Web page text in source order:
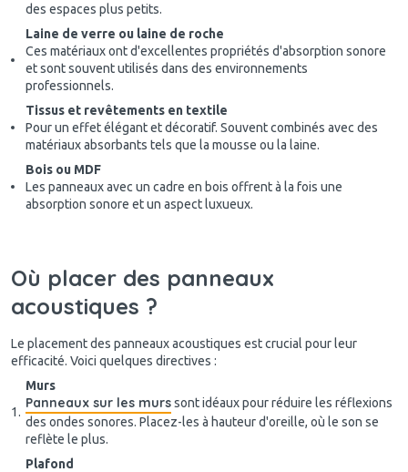
des espaces plus petits.
Laine de verre ou laine de roche
Ces matériaux ont d'excellentes propriétés d'absorption sonore
et sont souvent utilisés dans des environnements
professionnels.
Tissus et revêtements en textile
Pour un effet élégant et décoratif. Souvent combinés avec des
matériaux absorbants tels que la mousse ou la laine.
Bois ou MDF
Les panneaux avec un cadre en bois offrent à la fois une
absorption sonore et un aspect luxueux.
Où placer des panneaux
acoustiques ?
Le placement des panneaux acoustiques est crucial pour leur
efficacité. Voici quelques directives :
Murs
Panneaux sur les murssont idéaux pour réduire les réflexions
des ondes sonores. Placez-les à hauteur d'oreille, où le son se
reflète le plus.
Plafond